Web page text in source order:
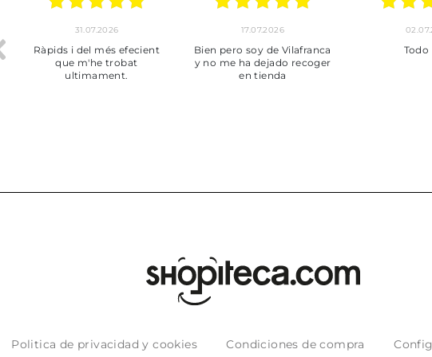
30.06.2026
Tot perfecte
24.06.2026
***
Politica de privacidad y cookies Condiciones de compra